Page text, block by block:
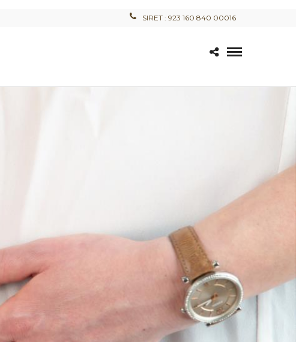
SIRET : 923 160 840 00016